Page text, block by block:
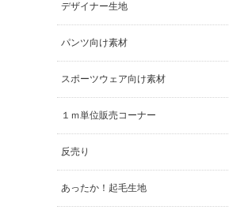
デザイナー生地
パンツ向け素材
スポーツウェア向け素材
１ｍ単位販売コーナー
反売り
あったか！起毛生地